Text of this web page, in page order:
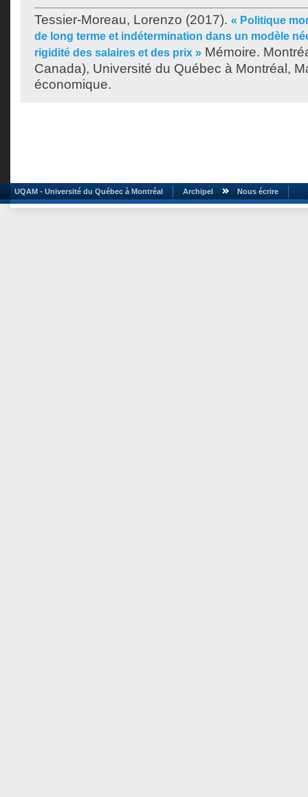
Tessier-Moreau, Lorenzo (2017). « Politique
de long terme et indétermination dans un modèle
rigidité des salaires et des prix » Mémoire.
Canada), Université du Québec à Montréal,
économique.
UQAM - Université du Québec à Montréal Archipel Nous écrire